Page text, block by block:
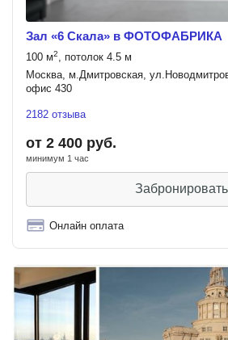
Зал «6 Скала» в ФОТОФАБРИКА
100 м2, потолок 4.5 м
Москва, м.Дмитровская,
офис 430
2182 отзыва
от 2 400 руб.
минимум 1 час
Забронировать
Онлайн оплата